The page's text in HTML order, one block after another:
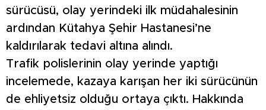
sürücüsü, olay yerindeki ilk müdahalesinin
ardından Kütahya Şehir Hastanesi’ne
kaldırılarak tedavi altına alındı.
Trafik polislerinin olay yerinde yaptığı
incelemede, kazaya karışan her iki sürücünün
de ehliyetsiz olduğu ortaya çıktı. Hakkında